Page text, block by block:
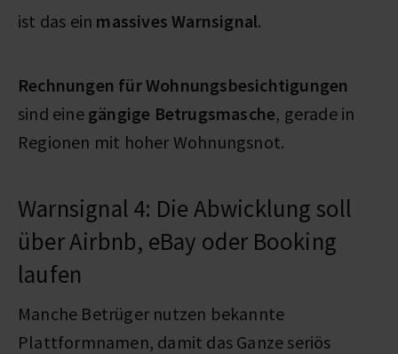
ist das ein massives Warnsignal.
Rechnungen für Wohnungsbesichtigungen
sind einegängige Betrugsmasche, gerade in
Regionen mit hoher Wohnungsnot.
Warnsignal 4: Die Abwicklung soll
über Airbnb, eBay oder Booking
laufen
Manche Betrüger nutzen bekannte
Plattformnamen, damit das Ganze seriös